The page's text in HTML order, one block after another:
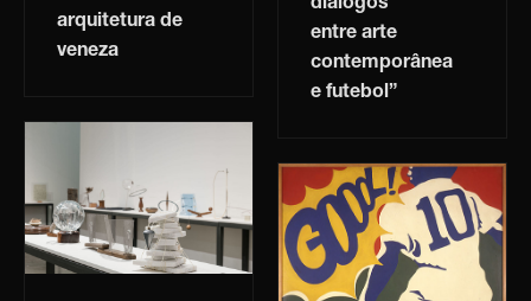
arquitetura de
veneza
diálogos
entre arte
contemporânea
e futebol”